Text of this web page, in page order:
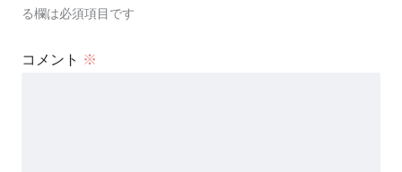
る欄は必須項目です
コメント ※